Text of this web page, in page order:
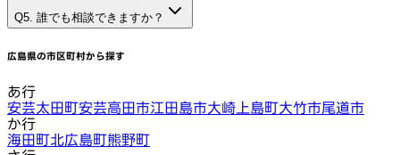
Q5. 誰でも相談できますか？
広島県の市区町村から探す
あ行
安芸太田町安芸高田市江田島市大崎上島町大竹市尾道市
か行
海田町北広島町熊野町